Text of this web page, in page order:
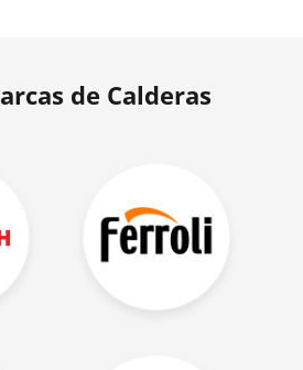
de Calderas